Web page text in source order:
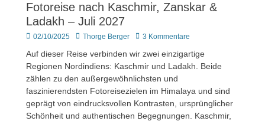
Fotoreise nach Kaschmir, Zanskar &
Ladakh – Juli 2027
Veröffentlicht
02/10/2025 Author
Thorge Berger 3 Kommentare
Auf dieser Reise verbinden wir zwei einzigartige
Regionen Nordindiens: Kaschmir und Ladakh. Beide
zählen zu den außergewöhnlichsten und
faszinierendsten Fotoreisezielen im Himalaya und sind
geprägt von eindrucksvollen Kontrasten, ursprünglicher
Schönheit und authentischen Begegnungen. Kaschmir,